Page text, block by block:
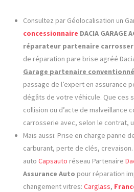
Consultez par Géolocalisation un
concessionnaire DACIA GARAGE
réparateur partenaire
de réparation pare brise agréé
Garage partenaire conventionné
passage de l’expert en assurance
dégâts de votre véhicule. Que ces
collision ou d’acte de malveillance
carrosserie avec, selon le contrat,
Mais aussi: Prise en charge panne
carburant, perte de clés,
auto Capsauto réseau Partenaire
Assurance Auto pour réparation
changement vitres: Carglass,